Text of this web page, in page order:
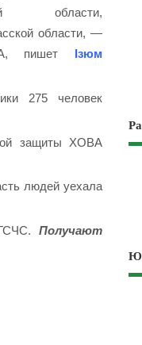
области,
области, —
пишет Ізюм
275 человек
защиты ХОВА
людей уехала
ГСЧС.Получают